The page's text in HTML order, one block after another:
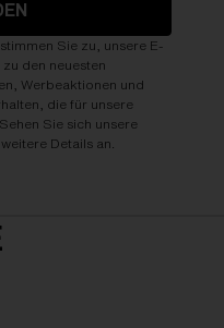
Sie zu, unsere E-
den neuesten
Werbeaktionen und
die für unsere
Sie sich unsere
Details an.